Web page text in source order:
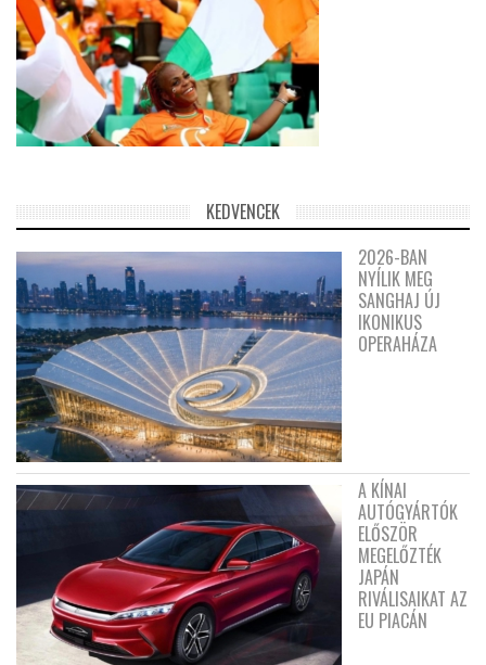
KEDVENCEK
2026-BAN
NYÍLIK MEG
SANGHAJ ÚJ
IKONIKUS
OPERAHÁZA
A KÍNAI
AUTÓGYÁRTÓK
ELŐSZÖR
MEGELŐZTÉK
JAPÁN
RIVÁLISAIKAT AZ
EU PIACÁN